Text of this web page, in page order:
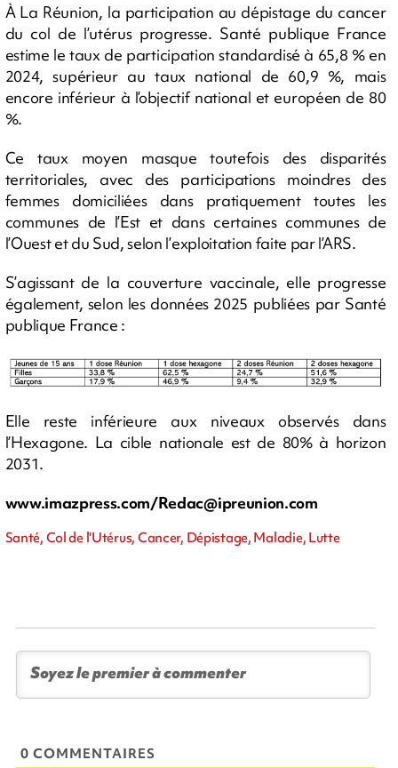
À La Réunion, la participation au dépistage du cancer
du col de l’utérus progresse. Santé publique France
estime le taux de participation standardisé à 65,8 % en
2024, supérieur au taux national de 60,9 %, mais
encore inférieur à l’objectif national et européen de 80
%.
Ce taux moyen masque toutefois des disparités
territoriales, avec des participations moindres des
femmes domiciliées dans pratiquement toutes les
communes de l’Est et dans certaines communes de
l’Ouest et du Sud, selon l’exploitation faite par l’ARS.
S’agissant de la couverture vaccinale, elle progresse
également, selon les données 2025 publiées par Santé
publique France :
Elle reste inférieure aux niveaux observés dans
l’Hexagone. La cible nationale est de 80% à horizon
2031.
www.imazpress.com/Redac@ipreunion.com
Santé, Col de l'Utérus, Cancer, Dépistage, Maladie, Lutte
0 COMMENTAIRES